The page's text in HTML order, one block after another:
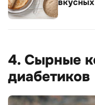
4. Сырные
диабетиков